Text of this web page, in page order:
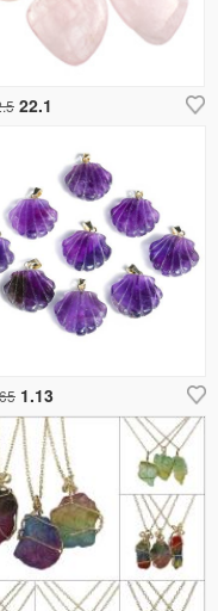
1.13
22.1